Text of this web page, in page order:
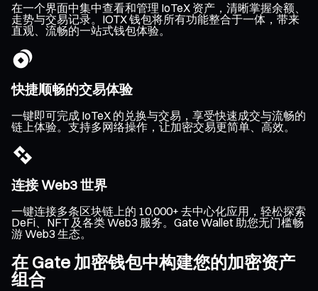
在一个界面中集中查看和管理 IoTeX 资产，清晰掌握余额、
走势与交易记录。IOTX 钱包将所有功能整合于一体，带来
直观、流畅的一站式钱包体验。
快捷顺畅的交易体验
一键即可完成 IoTeX 的兑换与交易，享受快速成交与流畅的
链上体验。支持多网络操作，让加密交易更简单、高效。
连接 Web3 世界
一键连接多条区块链上的 10,000+ 去中心化应用，轻松探索
DeFi、NFT 及各类 Web3 服务。Gate Wallet 助您无门槛畅
游 Web3 生态。
在 Gate 加密钱包中构建您的加密资产
组合